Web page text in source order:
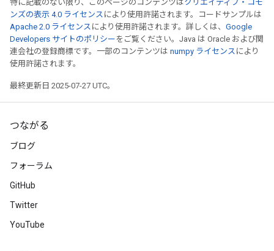
特に記載のない限り、このページのコンテンツはクリエイティブ・コモ
ンズの表示 4.0 ライセンス により使用許諾されます。コードサンプルは
Apache 2.0 ライセンス により使用許諾されます。詳しくは、 Google
Developers サイトのポリシー をご覧ください。Java は Oracle および関
連会社の登録商標です。一部のコンテンツは numpy ライセンス により
使用許諾されます。
最終更新日 2025-07-27 UTC。
つながる
ブログ
フォーラム
GitHub
Twitter
YouTube